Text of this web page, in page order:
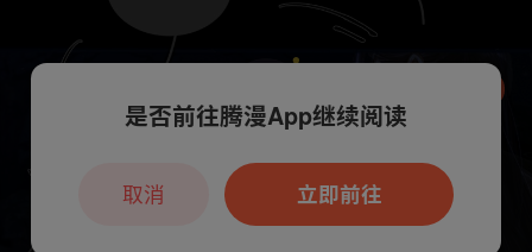
本章节仅支持App阅读，可打开App新用
户7天免费看
是否前往腾漫App继续阅读
立即前往
取消